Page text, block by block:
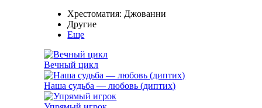
Хрестоматия: Джованни
Другие
Еще
Вечный цикл
Наша судьба — любовь (диптих)